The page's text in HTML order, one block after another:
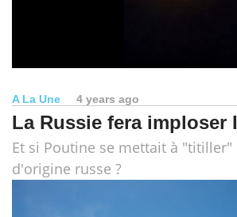
A La Une 4 years ago
La Russie fera imploser
Et si Poutine se mettait à "titiller"
d'origine russe ?